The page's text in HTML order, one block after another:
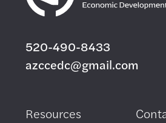
520-490-8433
azccedc@gmail.com
Resources